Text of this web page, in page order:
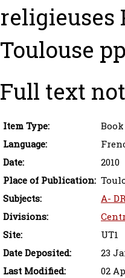
religieuses
Toulouse
Full text
Item Type:
Language:
Date:
2010
Place of Publication:
Subjects:
A-
Divisions:
Site:
UT1
Date Deposited:
23
Last Modified:
02